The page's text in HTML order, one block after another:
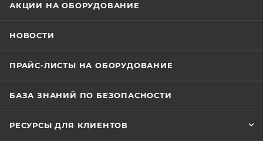
АКЦИИ НА ОБОРУДОВАНИЕ
НОВОСТИ
ПРАЙС-ЛИСТЫ НА ОБОРУДОВАНИЕ
БАЗА ЗНАНИЙ ПО БЕЗОПАСНОСТИ
РЕСУРСЫ ДЛЯ КЛИЕНТОВ